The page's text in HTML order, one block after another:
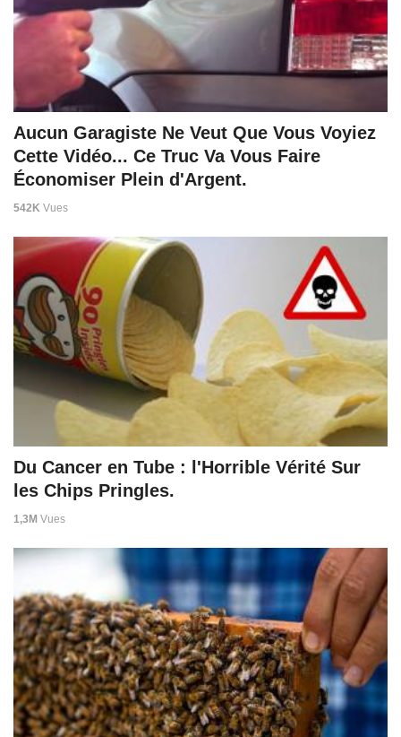
Aucun Garagiste Ne Veut Que Vous Voyiez
Cette Vidéo... Ce Truc Va Vous Faire
Économiser Plein d'Argent.
542K Vues
Du Cancer en Tube : l'Horrible Vérité Sur
les Chips Pringles.
1,3M Vues